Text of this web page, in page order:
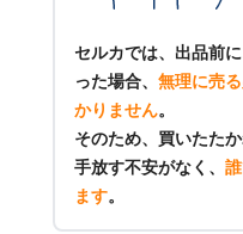
セルカでは、出品前
った場合、 無理に売
かりません。
そのため、買いたた
手放す不安がなく、
ます。